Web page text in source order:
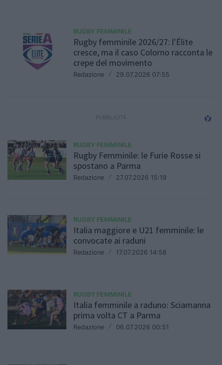
RUGBY FEMMINILE
Rugby femminile 2026/27: l'Élite
cresce, ma il caso Colorno racconta le
crepe del movimento
Redazione / 29.07.2026 07:55
RUGBY FEMMINILE
Rugby Femminile: le Furie Rosse si
spostano a Parma
Redazione / 27.07.2026 15:19
RUGBY FEMMINILE
Italia maggiore e U21 femminile: le
convocate ai raduni
Redazione / 17.07.2026 14:58
RUGBY FEMMINILE
Italia femminile a raduno: Sciamanna
prima volta CT a Parma
Redazione / 06.07.2026 00:51